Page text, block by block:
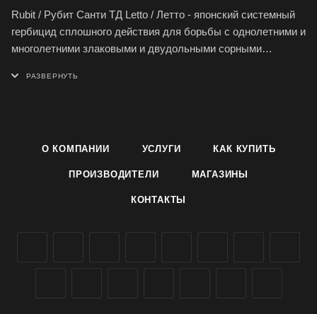
Rubit / Рубит Санти ТД Letto / Летто - японский системный
гербицид сплошного действия для борьбы с однолетними и
многолетними злаковыми и двудольными сорными
фруктовых садах, на землях несельскохозяйственного
Гербицид Rubit Санти совместим со многими гербицидами,
О КОМПАНИИ УСЛУГИ КАК КУПИТЬ
ПРОИЗВОДИТЕЛИ МАГАЗИНЫ
КОНТАКТЫ